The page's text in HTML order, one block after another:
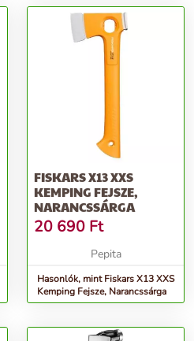
FISKARS X13 XXS
KEMPING FEJSZE,
NARANCSSÁRGA
20 690 Ft
Pepita
Hasonlók, mint Fiskars X13 XXS
Kemping Fejsze, Narancssárga